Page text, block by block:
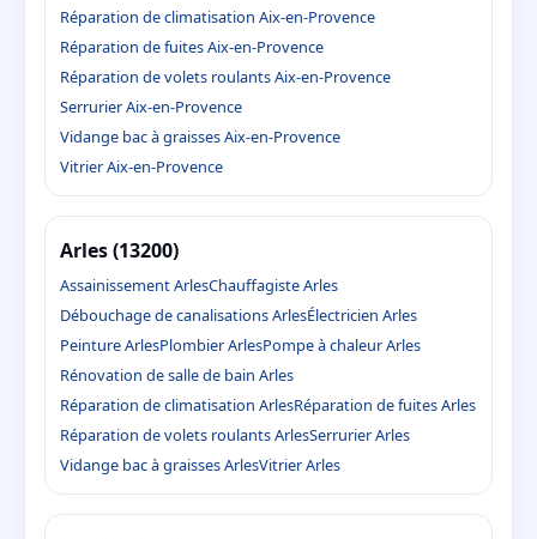
Réparation de climatisation Aix-en-Provence
Réparation de fuites Aix-en-Provence
Réparation de volets roulants Aix-en-Provence
Serrurier Aix-en-Provence
Vidange bac à graisses Aix-en-Provence
Vitrier Aix-en-Provence
Arles (13200)
Assainissement ArlesChauffagiste Arles
Débouchage de canalisations ArlesÉlectricien Arles
Peinture ArlesPlombier ArlesPompe à chaleur Arles
Rénovation de salle de bain Arles
Réparation de climatisation ArlesRéparation de fuites Arles
Réparation de volets roulants ArlesSerrurier Arles
Vidange bac à graisses ArlesVitrier Arles